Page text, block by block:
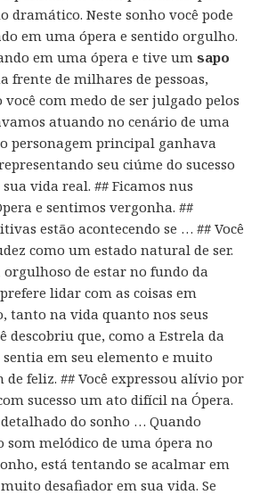
dramático. Neste sonho você pode
em uma ópera e sentido orgulho.
em uma ópera e tive umsapo
frente de milhares de pessoas,
com medo de ser julgado pelos
atuando no cenário de uma
personagem principal ganhava
seu ciúme do sucesso
vida real. ## Ficamos nus
e sentimos vergonha. ##
estão acontecendo se … ## Você
como um estado natural de ser.
orgulhoso de estar no fundo da
lidar com as coisas em
tanto na vida quanto nos seus
descobriu que, como a Estrela da
sentia em seu elemento e muito
de feliz. ## Você expressou alívio por
sucesso um ato difícil na Ópera.
do sonho … Quando
som melódico de uma ópera no
está tentando se acalmar em
desafiador em sua vida. Se